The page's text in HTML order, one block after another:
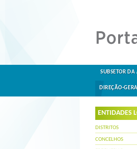
SUBSETOR
DIREÇÃO-
ENTIDADES
DISTRITOS
CONCELHOS